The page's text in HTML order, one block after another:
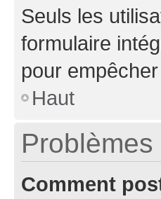
Seuls les
formulaire
pour
Haut
Comment